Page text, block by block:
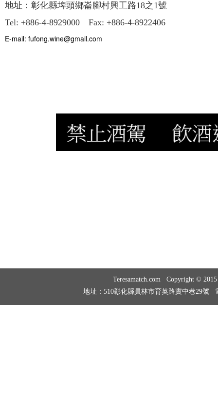
地址：彰化縣埤頭鄉崙腳村興工路18之1號
Tel: +886-4-8929000 Fax: +886-4-8922406
E-mail: fufong.wine@gmail.com
Teresamatch.com Copyright ©
地址：510彰化縣員林市育英路實中巷29號